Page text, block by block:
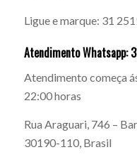
Ligue e marque: 31
Atendimento Whatsapp:
Atendimento começa
22:00 horas
Rua Araguari, 746 –
30190-110, Brasil